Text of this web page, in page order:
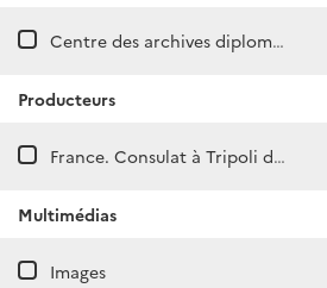
Centre des archives diplomatiques de Nantes
Producteurs
France. Consulat à Tripoli d'Afrique
Multimédias
Images